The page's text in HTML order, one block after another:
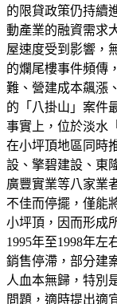
的限貸政策仍持續
動產業的融資需求
屋速度受到影響，
的爛尾樓事件頻傳
難、營建成本飆漲
的「八掛山」案件
事實上，位於淡水
在小坪頂地區同時
設、擎碧建設、東
廣豐實業等八家業
不佳而停擺，僅能
小坪頂，因而形成
1995年至1998年
銷售停滯，部分建
人血本無歸，特別
問題，適時提出適